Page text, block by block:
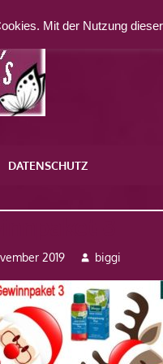
DATENSCHUTZ
2019 biggi
Mit der Nutzung